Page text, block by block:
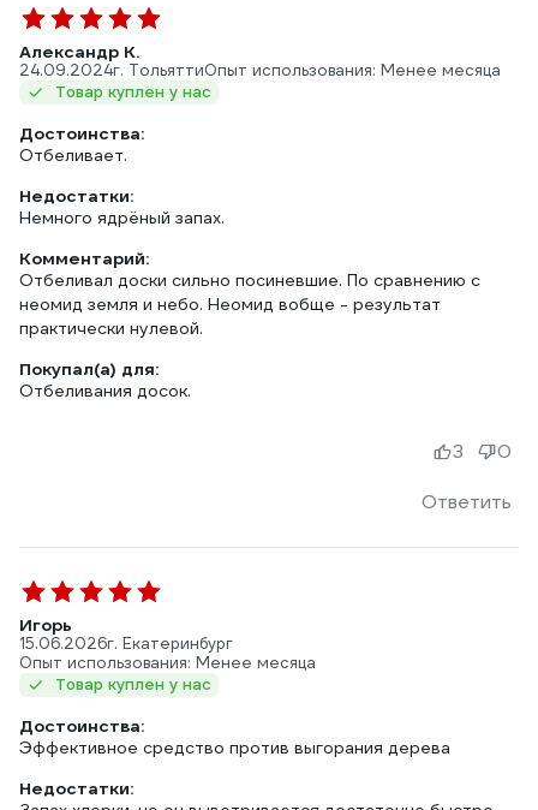
Александр К.
24.09.2024г. ТольяттиОпыт использования: Менее месяца
Товар куплен у нас
Достоинства:
Отбеливает.
Недостатки:
Немного ядрёный запах.
Комментарий:
Отбеливал доски сильно посиневшие. По сравнению с
неомид земля и небо. Неомид вобще - результат
практически нулевой.
Покупал(а) для:
Отбеливания досок.
Ответить
3 0
Игорь
15.06.2026г. Екатеринбург
Опыт использования: Менее месяца
Товар куплен у нас
Достоинства:
Эффективное средство против выгорания дерева
Недостатки: